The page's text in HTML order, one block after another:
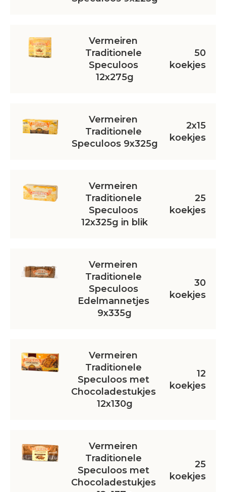
Vermeiren
Traditionele
Speculoos
12x275g
50
koekjes
Vermeiren
Traditionele
Speculoos 9x325g
2x15
koekjes
Vermeiren
Traditionele
Speculoos
12x325g in blik
25
koekjes
Vermeiren
Traditionele
Speculoos
Edelmannetjes
9x335g
30
koekjes
Vermeiren
Traditionele
Speculoos met
Chocoladestukjes
12x130g
12
koekjes
Vermeiren
Traditionele
Speculoos met
Chocoladestukjes
25
koekjes